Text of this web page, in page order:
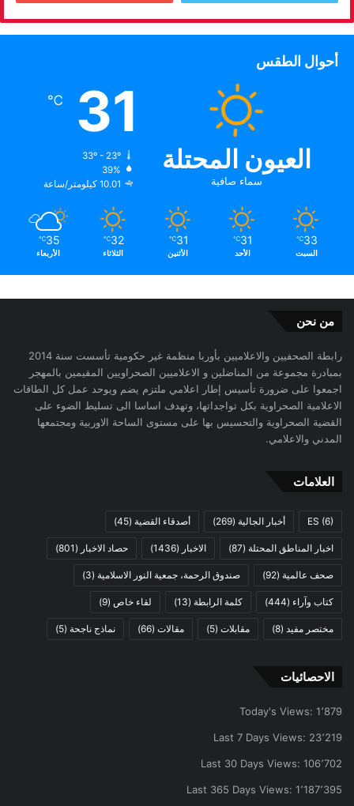
أحوال الطقس
العيون المحتلة
سماء صافية
31
℃
33º - 23º
39%
10.01 كيلومتر/ساعة
33
℃
السبت
31
℃
الأحد
31
℃
الأثنين
32
℃
الثلاثاء
35
℃
الأربعاء
من نحن
رابطة الصحفيين والاعلاميين بأوربا منظمة غير حكومية تأسست سنة 2014
بمبادرة مجموعة من المناضلين و الاعلاميين الصحراويين المقيمين بالمهجر
اجمعوا على ضرورة تأسيس إطار اعلامي ملتزم يضم ويوحد عمل كل الطاقات
الاعلامية الصحراوية بكل تواجداتها، وتهدف اساسا الى تسليط الضوء على
القضية الصحراوية والتحسيس بها على مستوى الساحة الاوربية ومجتمعها
المدني والاعلامي.
العلامات
ES (6) أخبار الجالية (269) أصدقاء القضية (45)
اخبار المناطق المحتلة (87) الاخبار (1436) حصاد الاخبار (801)
صحف عالمية (92) صندوق الرحمة، جمعية النور الاسلامية (3)
كتاب وآراء (444) كلمة الرابطة (13) لقاء خاص (9)
مختصر مفيد (8) مقابلات (5) مقالات (66) نماذج ناجحة (5)
الاحصائيات
Today's Views: 1٬879
Last 7 Days Views: 23٬219
Last 30 Days Views: 106٬702
Last 365 Days Views: 1٬187٬395